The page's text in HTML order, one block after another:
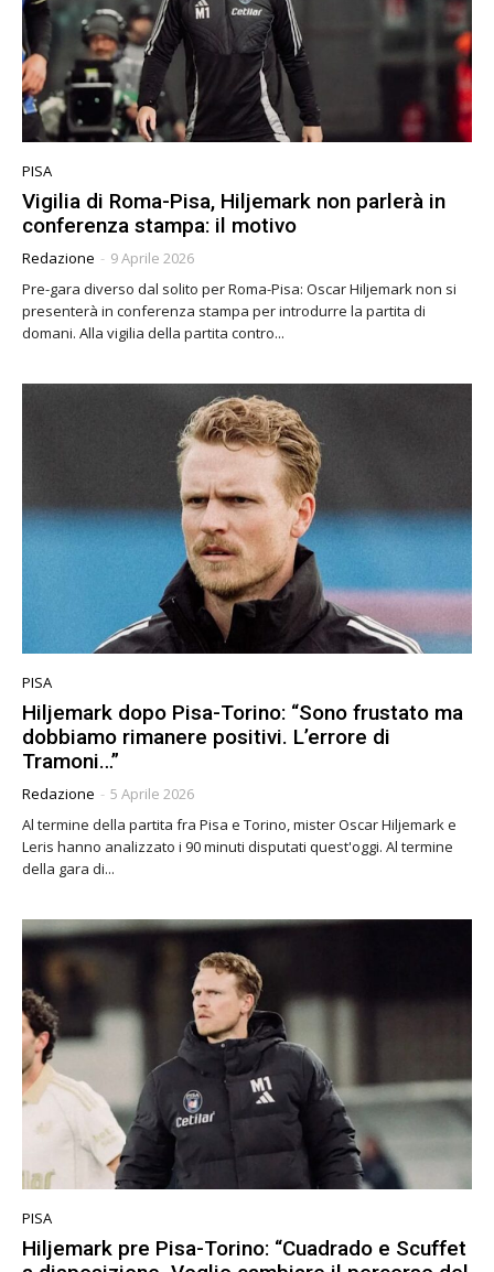
PISA
Vigilia di Roma-Pisa, Hiljemark non parlerà in
conferenza stampa: il motivo
Redazione - 9 Aprile 2026
Pre-gara diverso dal solito per Roma-Pisa: Oscar Hiljemark non si
presenterà in conferenza stampa per introdurre la partita di
domani. Alla vigilia della partita contro...
PISA
Hiljemark dopo Pisa-Torino: “Sono frustato ma
dobbiamo rimanere positivi. L’errore di
Tramoni…”
Redazione - 5 Aprile 2026
Al termine della partita fra Pisa e Torino, mister Oscar Hiljemark e
Leris hanno analizzato i 90 minuti disputati quest'oggi. Al termine
della gara di...
PISA
Hiljemark pre Pisa-Torino: “Cuadrado e Scuffet